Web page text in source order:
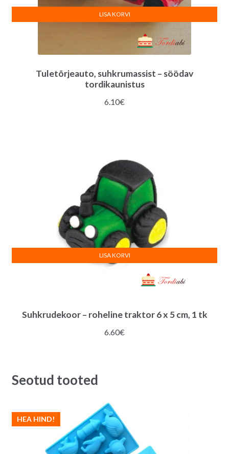
Tuletõrjeauto, suhkrumassist – söödav
tordikaunistus
6.10€
LISA KORVI
Suhkrudekoor – roheline traktor 6 x 5 cm, 1 tk
6.60€
LISA KORVI
Seotud tooted
HEA HIND!